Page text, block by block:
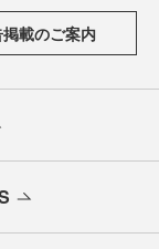
載のご案内